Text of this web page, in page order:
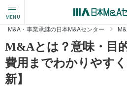
MENU
M&A・事業承継の日本M&Aセンター
M&Aとは？意味・目
費用までわかりやす
新】